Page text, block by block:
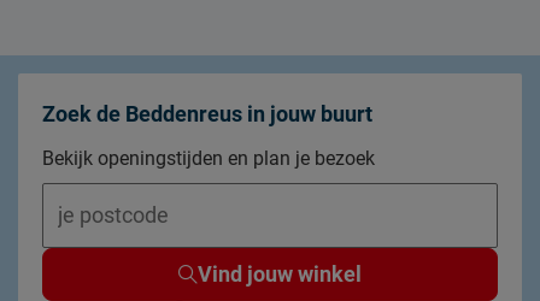
Zoek de Beddenreus in jouw buurt
Bekijk openingstijden en plan je bezoek
Vind jouw winkel